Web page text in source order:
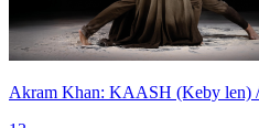
Akram Khan: KAASH (Keby len)